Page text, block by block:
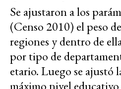
Se ajustaron a los
(Censo 2010) el peso
regiones y dentro de
por tipo de
etario. Luego se ajustó
máximo nivel educativo